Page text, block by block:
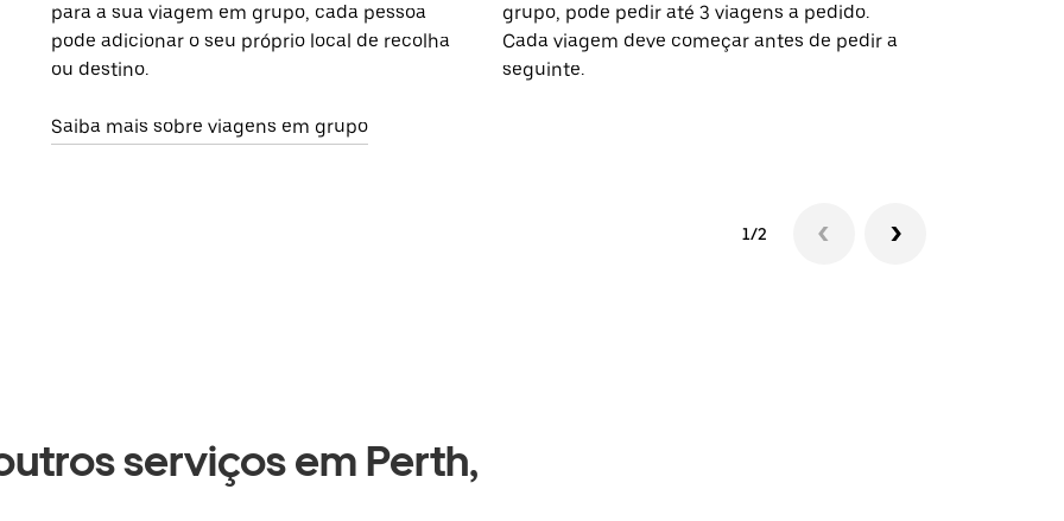
para a sua viagem em grupo, cada pessoa
pode adicionar o seu próprio local de recolha
ou destino.
Saiba mais sobre viagens em grupo
grupo, pode pedir até 3 viagens a pedido.
Cada viagem deve começar antes de pedir a
seguinte.
1/2
serviços em Perth,